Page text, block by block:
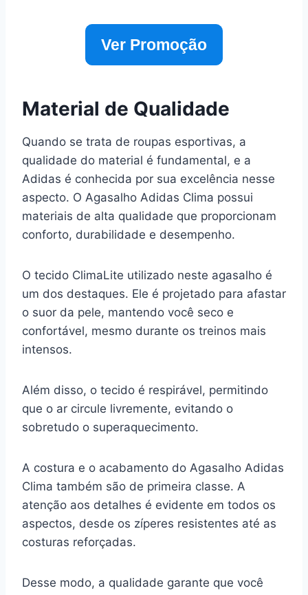
Ver Promoção
Material de Qualidade
Quando se trata de roupas esportivas, a
qualidade do material é fundamental, e a
Adidas é conhecida por sua excelência nesse
aspecto. O Agasalho Adidas Clima possui
materiais de alta qualidade que proporcionam
conforto, durabilidade e desempenho.
O tecido ClimaLite utilizado neste agasalho é
um dos destaques. Ele é projetado para afastar
o suor da pele, mantendo você seco e
confortável, mesmo durante os treinos mais
intensos.
Além disso, o tecido é respirável, permitindo
que o ar circule livremente, evitando o
sobretudo o superaquecimento.
A costura e o acabamento do Agasalho Adidas
Clima também são de primeira classe. A
atenção aos detalhes é evidente em todos os
aspectos, desde os zíperes resistentes até as
costuras reforçadas.
Desse modo, a qualidade garante que você